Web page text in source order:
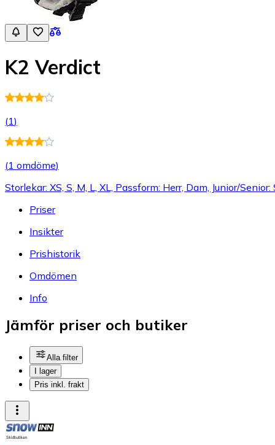
K2 Verdict
(1)
(1 omdöme)
Storlekar: XS, S, M, L, XL, Passform: Herr, Dam, Junior/Senior:
Priser
Insikter
Prishistorik
Omdömen
Info
Jämför priser och butiker
Alla filter
I lager
Pris inkl. frakt